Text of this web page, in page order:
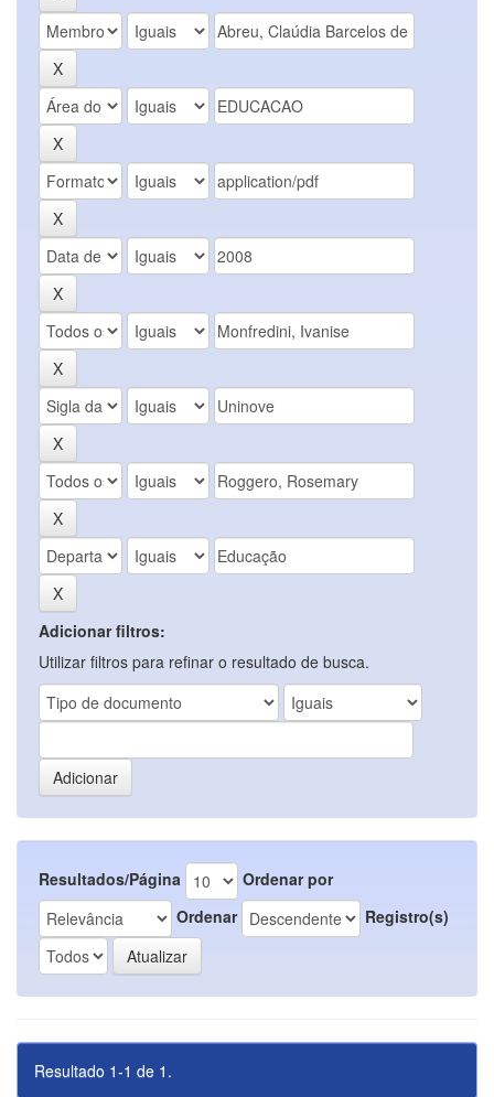
Adicionar filtros:
Utilizar filtros para refinar o resultado de busca.
Resultados/Página
Ordenar por
Ordenar
Registro(s)
Resultado 1-1 de 1.